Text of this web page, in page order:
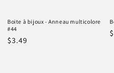
Boite à bijoux - Anneau multicolore
#44
Prix
$3.49